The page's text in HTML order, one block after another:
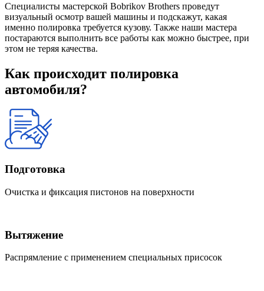
Специалисты мастерской Bobrikov Brothers проведут
визуальный осмотр вашей машины и подскажут, какая
именно полировка требуется кузову. Также наши мастера
постараются выполнить все работы как можно быстрее, при
этом не теряя качества.
Как происходит полировка
автомобиля?
Подготовка
Очистка и фиксация пистонов на поверхности
Вытяжение
Распрямление с применением специальных присосок